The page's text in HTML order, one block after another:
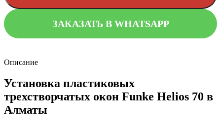
ЗАКАЗАТЬ В WHATSAPP
Описание
Установка пластиковых
трехстворчатых окон Funke Helios 70 в
Алматы